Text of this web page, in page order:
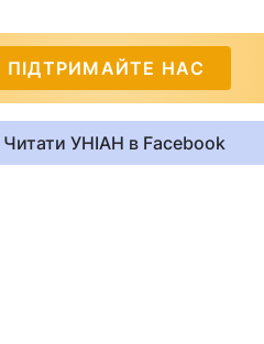
ПІДТРИМАЙТЕ НАС
Читати УНІАН в Facebook